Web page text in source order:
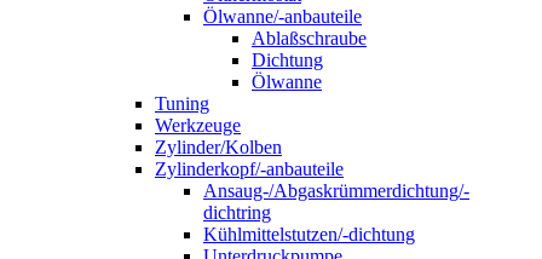
Ölwanne/-anbauteile
Ablaßschraube
Dichtung
Ölwanne
Tuning
Werkzeuge
Zylinder/Kolben
Zylinderkopf/-anbauteile
Ansaug-/Abgaskrümmerdichtung/-
dichtring
Kühlmittelstutzen/-dichtung